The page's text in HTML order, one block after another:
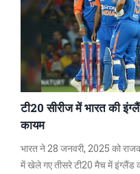
टी20 सीरीज में भारत की
कायम
भारत ने 28 जनवरी, 2025 को
में खेले गए तीसरे टी20 मैच में इंग्लैंड